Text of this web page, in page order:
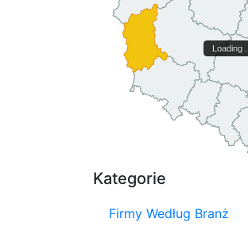
Loading ...
Kategorie
Firmy Według Branż